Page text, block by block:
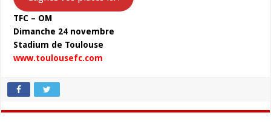
TFC – OM
Dimanche 24 novembre
Stadium de Toulouse
www.toulousefc.com